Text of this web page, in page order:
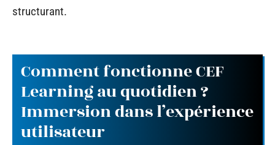
structurant.
Comment fonctionne CEF
Learning au quotidien ?
Immersion dans l’expérience
utilisateur